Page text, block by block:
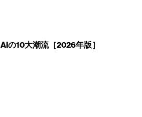
AIの10大潮流［2026年版］